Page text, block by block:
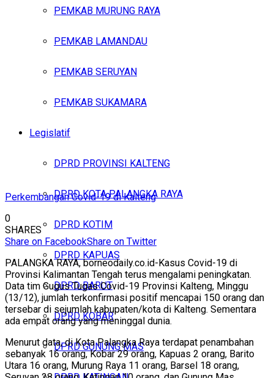
PEMKAB MURUNG RAYA
PEMKAB LAMANDAU
PEMKAB SERUYAN
PEMKAB SUKAMARA
Legislatif
DPRD PROVINSI KALTENG
DPRD KOTA PALANGKA RAYA
DPRD KOTIM
DPRD KAPUAS
DPRD BARUT
DPRD KOBAR
DPRD GUNUNG MAS
Perkembangan Covid-19 di Kalteng
0
SHARES
Share on FacebookShare on Twitter
PALANGKA RAYA, borneodaily.co.id-Kasus Covid-19 di
Provinsi Kalimantan Tengah terus mengalami peningkatan.
Data tim Gugus Tugas Covid-19 Provinsi Kalteng, Minggu
(13/12), jumlah terkonfirmasi positif mencapai 150 orang dan
tersebar di sejumlah kabupaten/kota di Kalteng. Sementara
ada empat orang yang meninggal dunia.
Menurut data, di Kota Palangka Raya terdapat penambahan
sebanyak 16 orang, Kobar 29 orang, Kapuas 2 orang, Barito
Utara 16 orang, Murung Raya 11 orang, Barsel 18 orang,